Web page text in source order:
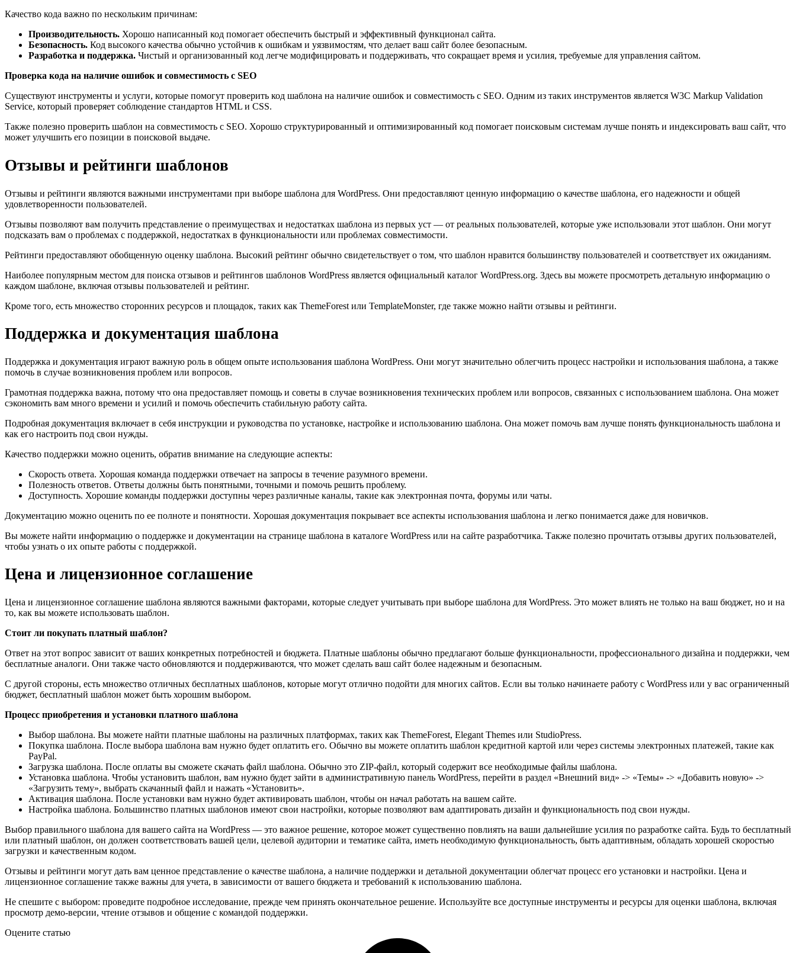
Качество кода важно по нескольким причинам:
Производительность. Хорошо написанный код помогает обеспечить быстрый и эффективный функционал сайта.
Безопасность. Код высокого качества обычно устойчив к ошибкам и уязвимостям, что делает ваш сайт более безопасным.
Разработка и поддержка. Чистый и организованный код легче модифицировать и поддерживать, что сокращает время и усилия, требуемые для управления сайтом.
Проверка кода на наличие ошибок и совместимость с SEO
Существуют инструменты и услуги, которые помогут проверить код шаблона на наличие ошибок и совместимость с SEO. Одним из таких инструментов является W3C Markup Validation
Service, который проверяет соблюдение стандартов HTML и CSS.
Также полезно проверить шаблон на совместимость с SEO. Хорошо структурированный и оптимизированный код помогает поисковым системам лучше понять и индексировать ваш сайт, что
может улучшить его позиции в поисковой выдаче.
Отзывы и рейтинги шаблонов
Отзывы и рейтинги являются важными инструментами при выборе шаблона для WordPress. Они предоставляют ценную информацию о качестве шаблона, его надежности и общей
удовлетворенности пользователей.
Отзывы позволяют вам получить представление о преимуществах и недостатках шаблона из первых уст — от реальных пользователей, которые уже использовали этот шаблон. Они могут
подсказать вам о проблемах с поддержкой, недостатках в функциональности или проблемах совместимости.
Рейтинги предоставляют обобщенную оценку шаблона. Высокий рейтинг обычно свидетельствует о том, что шаблон нравится большинству пользователей и соответствует их ожиданиям.
Наиболее популярным местом для поиска отзывов и рейтингов шаблонов WordPress является официальный каталог WordPress.org. Здесь вы можете просмотреть детальную информацию о
каждом шаблоне, включая отзывы пользователей и рейтинг.
Кроме того, есть множество сторонних ресурсов и площадок, таких как ThemeForest или TemplateMonster, где также можно найти отзывы и рейтинги.
Поддержка и документация шаблона
Поддержка и документация играют важную роль в общем опыте использования шаблона WordPress. Они могут значительно облегчить процесс настройки и использования шаблона, а также
помочь в случае возникновения проблем или вопросов.
Грамотная поддержка важна, потому что она предоставляет помощь и советы в случае возникновения технических проблем или вопросов, связанных с использованием шаблона. Она может
сэкономить вам много времени и усилий и помочь обеспечить стабильную работу сайта.
Подробная документация включает в себя инструкции и руководства по установке, настройке и использованию шаблона. Она может помочь вам лучше понять функциональность шаблона и
как его настроить под свои нужды.
Качество поддержки можно оценить, обратив внимание на следующие аспекты:
Скорость ответа. Хорошая команда поддержки отвечает на запросы в течение разумного времени.
Полезность ответов. Ответы должны быть понятными, точными и помочь решить проблему.
Доступность. Хорошие команды поддержки доступны через различные каналы, такие как электронная почта, форумы или чаты.
Документацию можно оценить по ее полноте и понятности. Хорошая документация покрывает все аспекты использования шаблона и легко понимается даже для новичков.
Вы можете найти информацию о поддержке и документации на странице шаблона в каталоге WordPress или на сайте разработчика. Также полезно прочитать отзывы других пользователей,
чтобы узнать о их опыте работы с поддержкой.
Цена и лицензионное соглашение
Цена и лицензионное соглашение шаблона являются важными факторами, которые следует учитывать при выборе шаблона для WordPress. Это может влиять не только на ваш бюджет, но и на
то, как вы можете использовать шаблон.
Стоит ли покупать платный шаблон?
Ответ на этот вопрос зависит от ваших конкретных потребностей и бюджета. Платные шаблоны обычно предлагают больше функциональности, профессионального дизайна и поддержки, чем
бесплатные аналоги. Они также часто обновляются и поддерживаются, что может сделать ваш сайт более надежным и безопасным.
С другой стороны, есть множество отличных бесплатных шаблонов, которые могут отлично подойти для многих сайтов. Если вы только начинаете работу с WordPress или у вас ограниченный
бюджет, бесплатный шаблон может быть хорошим выбором.
Процесс приобретения и установки платного шаблона
Выбор шаблона. Вы можете найти платные шаблоны на различных платформах, таких как ThemeForest, Elegant Themes или StudioPress.
Покупка шаблона. После выбора шаблона вам нужно будет оплатить его. Обычно вы можете оплатить шаблон кредитной картой или через системы электронных платежей, такие как
PayPal.
Загрузка шаблона. После оплаты вы сможете скачать файл шаблона. Обычно это ZIP-файл, который содержит все необходимые файлы шаблона.
Установка шаблона. Чтобы установить шаблон, вам нужно будет зайти в административную панель WordPress, перейти в раздел «Внешний вид» -> «Темы» -> «Добавить новую» ->
«Загрузить тему», выбрать скачанный файл и нажать «Установить».
Активация шаблона. После установки вам нужно будет активировать шаблон, чтобы он начал работать на вашем сайте.
Настройка шаблона. Большинство платных шаблонов имеют свои настройки, которые позволяют вам адаптировать дизайн и функциональность под свои нужды.
Выбор правильного шаблона для вашего сайта на WordPress — это важное решение, которое может существенно повлиять на ваши дальнейшие усилия по разработке сайта. Будь то бесплатный
или платный шаблон, он должен соответствовать вашей цели, целевой аудитории и тематике сайта, иметь необходимую функциональность, быть адаптивным, обладать хорошей скоростью
загрузки и качественным кодом.
Отзывы и рейтинги могут дать вам ценное представление о качестве шаблона, а наличие поддержки и детальной документации облегчат процесс его установки и настройки. Цена и
лицензионное соглашение также важны для учета, в зависимости от вашего бюджета и требований к использованию шаблона.
Не спешите с выбором: проведите подробное исследование, прежде чем принять окончательное решение. Используйте все доступные инструменты и ресурсы для оценки шаблона, включая
просмотр демо-версии, чтение отзывов и общение с командой поддержки.
Оцените статью